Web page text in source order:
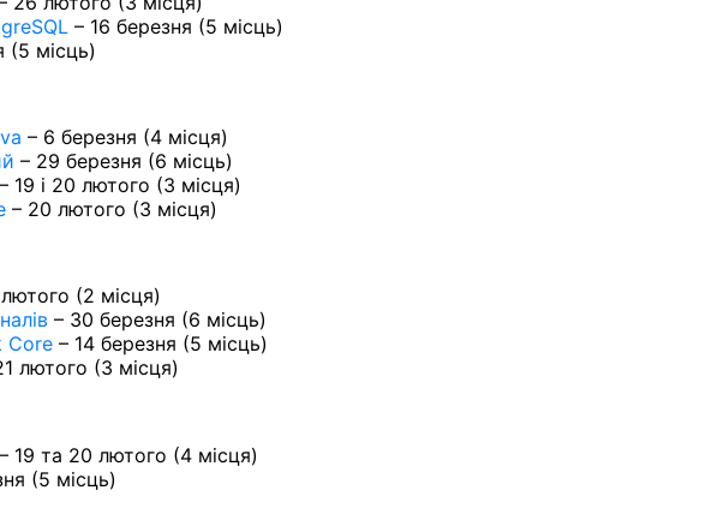
– 16 березня (5 місць)
(5 місць)
– 6 березня (4 місця)
– 29 березня (6 місць)
– 19 і 20 лютого (3 місця)
– 20 лютого (3 місця)
(2 місця)
– 30 березня (6 місць)
Core – 14 березня (5 місць)
лютого (3 місця)
– 19 та 20 лютого (4 місця)
(5 місць)